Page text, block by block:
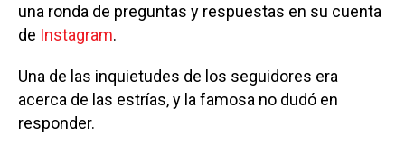
una ronda de preguntas y respuestas en su cuenta
de Instagram.
Una de las inquietudes de los seguidores era
acerca de las estrías, y la famosa no dudó en
responder.